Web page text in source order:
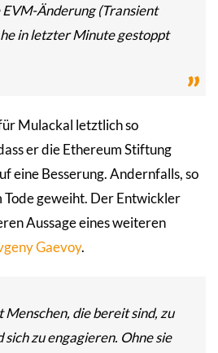
EVM-Änderung (Transient
in letzter Minute gestoppt
Mulackal letztlich so
er die Ethereum Stiftung
eine Besserung. Andernfalls, so
Tode geweiht. Der Entwickler
Aussage eines weiteren
Gaevoy.
Menschen, die bereit sind, zu
zu engagieren. Ohne sie